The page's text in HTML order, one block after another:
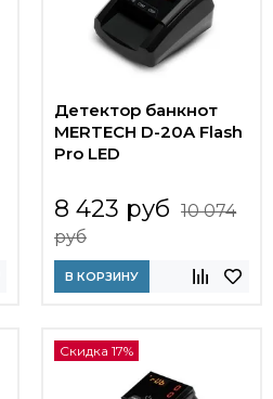
Детектор банкнот
MERTECH D-20A Flash
Pro LED
8 423 руб 10 074
руб
В КОРЗИНУ
Скидка 17%